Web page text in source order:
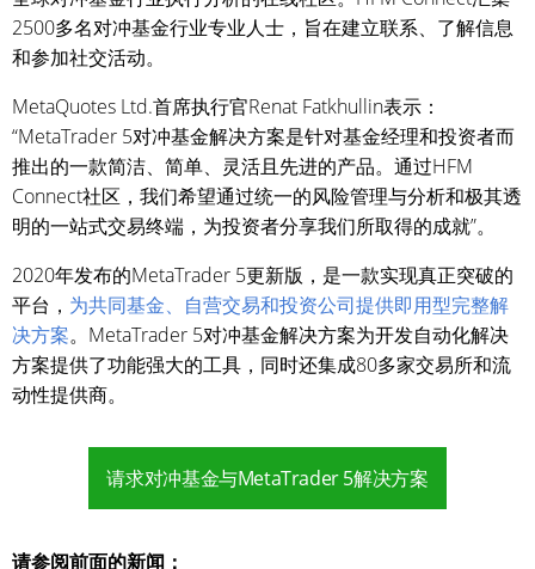
2500多名对冲基金行业专业人士，旨在建立联系、了解信息
和参加社交活动。
MetaQuotes Ltd.首席执行官Renat Fatkhullin表示：
“MetaTrader 5对冲基金解决方案是针对基金经理和投资者而
推出的一款简洁、简单、灵活且先进的产品。通过HFM
Connect社区，我们希望通过统一的风险管理与分析和极其透
明的一站式交易终端，为投资者分享我们所取得的成就”。
2020年发布的MetaTrader 5更新版，是一款实现真正突破的
平台， 为共同基金、自营交易和投资公司提供即用型完整解
决方案。MetaTrader 5对冲基金解决方案为开发自动化解决
方案提供了功能强大的工具，同时还集成80多家交易所和流
动性提供商。
请求对冲基金与MetaTrader 5解决方案
请参阅前面的新闻：